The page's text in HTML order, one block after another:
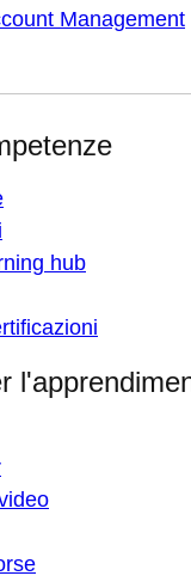
Management
hub